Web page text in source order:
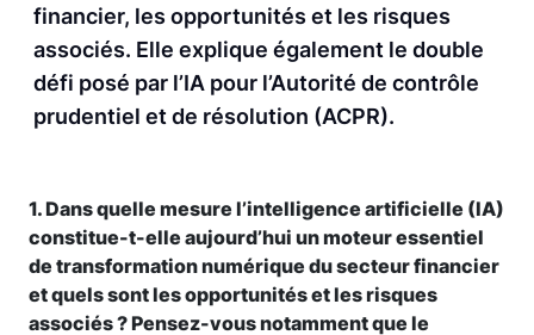
financier, les opportunités et les risques
associés. Elle explique également le double
défi posé par l’IA pour l’Autorité de contrôle
prudentiel et de résolution (ACPR).
1. Dans quelle mesure l’intelligence artificielle (IA)
constitue-t-elle aujourd’hui un moteur essentiel
de transformation numérique du secteur financier
et quels sont les opportunités et les risques
associés ? Pensez-vous notamment que le